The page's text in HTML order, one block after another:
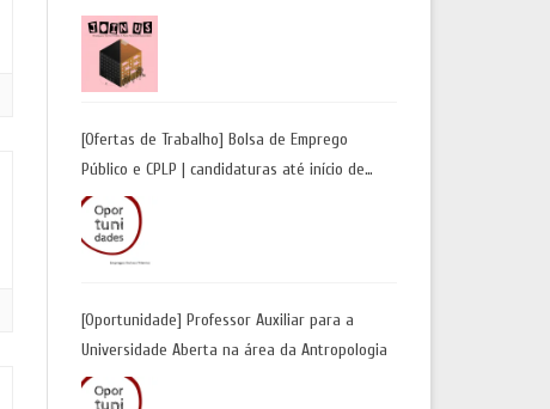
a Tool for Freedom: A Future Away from
Incarceration” | até 8 de maio
[Ofertas de Trabalho] Bolsa de Emprego
Público e CPLP | candidaturas até início de
maio 2026
[Oportunidade] Professor Auxiliar para a
Universidade Aberta na área da Antropologia